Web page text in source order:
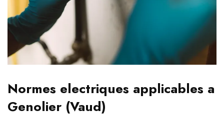
Normes electriques applicables a
Genolier (Vaud)